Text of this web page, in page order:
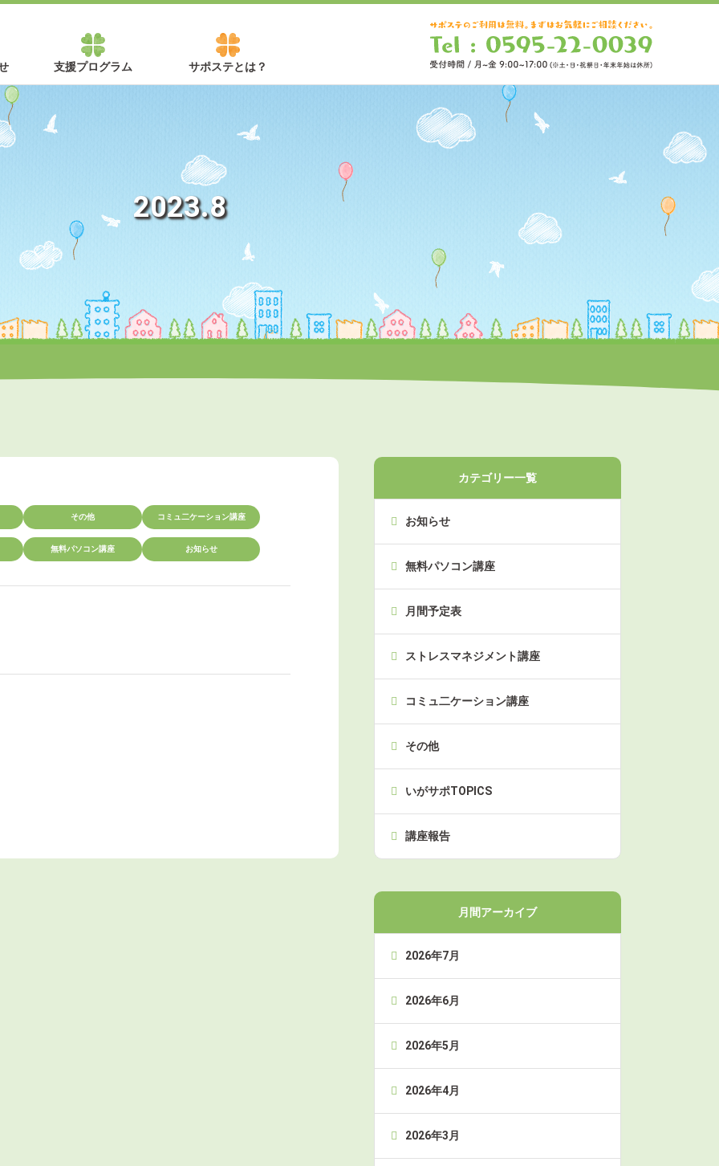
支援プログラム サポステとは？
2023.8
その他 コミュ二ケーション講座
無料パソコン講座 お知らせ
カテゴリー一覧
お知らせ
無料パソコン講座
月間予定表
ストレスマネジメント講座
コミュ二ケーション講座
その他
いがサポTOPICS
講座報告
月間アーカイブ
2026年7月
2026年6月
2026年5月
2026年4月
2026年3月